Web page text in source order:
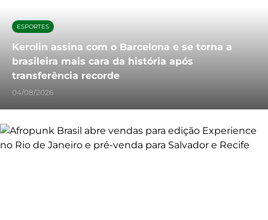
ESPORTES
Kerolin assina com o Barcelona e se torna a
brasileira mais cara da história após
transferência recorde
04/08/2026